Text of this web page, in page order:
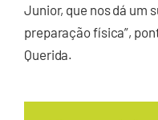
Junior, que nos dá um
preparação física”,
Querida.